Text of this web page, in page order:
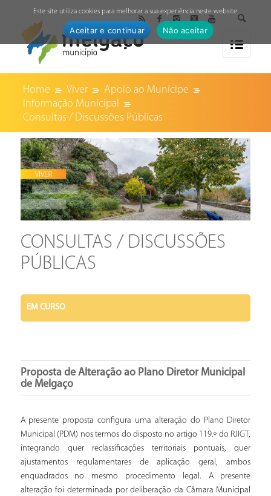
Home Viver
Apoio ao Munícipe
Informação Municipal
Consultas / Discussões Públicas
CONSULTAS / DISCUSSÕES
PÚBLICAS
EM CURSO
Proposta de Alteração ao Plano Diretor Municipal
de Melgaço
A presente proposta configura uma alteração do Plano Diretor
Municipal (PDM) nos termos do disposto no artigo 119.º do RJIGT,
integrando quer reclassificações territoriais pontuais, quer
ajustamentos regulamentares de aplicação geral, ambos
enquadrados no mesmo procedimento legal. A presente
alteração foi determinada por deliberação da Câmara Municipal
Este site utiliza cookies para melhorar a sua experiência neste website.
Aceitar e continuar Não aceitar